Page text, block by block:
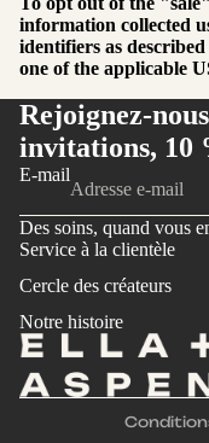
information collected
identifiers as
one of the applicable
Rejoignez-
invitations, 10
E-mail
Des soins, quand vous
Service à la clientèle
Cercle des créateurs
Notre histoire
Politique de confidentialité
Conditions d’utilisation
Politique d’expédition
Politique de résiliation
Coordonnées